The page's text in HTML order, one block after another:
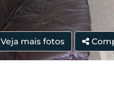
Veja mais fotos